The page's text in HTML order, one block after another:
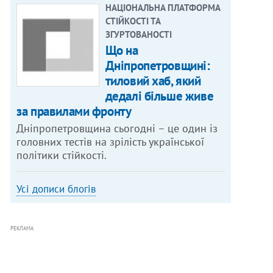
НАЦІОНАЛЬНА ПЛАТФОРМА
СТІЙКОСТІ ТА
ЗГУРТОВАНОСТІ
Що на
Дніпропетровщині:
тиловий хаб, який
дедалі більше живе
за правилами фронту
Дніпропетровщина сьогодні – це один із
головних тестів на зрілість української
політики стійкості.
Усі дописи блогів
РЕКЛАМА